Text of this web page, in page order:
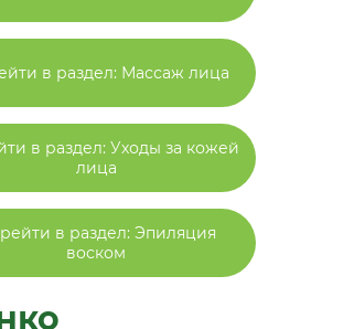
в раздел: Массаж лица
в раздел: Уходы за кожей
лица
в раздел: Эпиляция
воском